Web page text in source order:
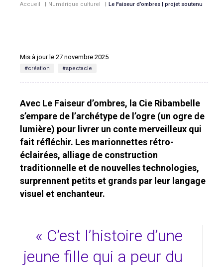
Accueil | Numérique culturel | Le Faiseur d’ombres | projet soutenu
Mis à jour le 27 novembre 2025
#création #spectacle
Avec Le Faiseur d’ombres, la Cie Ribambelle
s’empare de l’archétype de l’ogre (un ogre de
lumière) pour livrer un conte merveilleux qui
fait réfléchir. Les marionnettes rétro-
éclairées, alliage de construction
traditionnelle et de nouvelles technologies,
surprennent petits et grands par leur langage
visuel et enchanteur.
« C’est l’histoire d’une
jeune fille qui a peur du